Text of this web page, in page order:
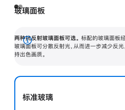
玻璃面板
两种抗反射玻璃面板可选。 标配的玻璃面板
玻璃面板可分散反射光，从而进一步减少反
持出色画质。
展
开
标准玻璃